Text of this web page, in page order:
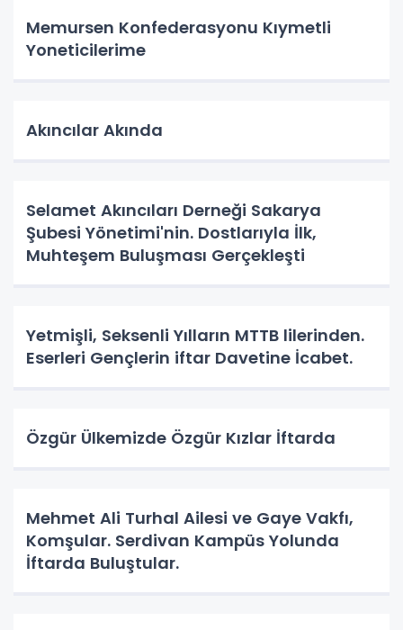
Memursen Konfederasyonu Kıymetli
Yoneticilerime
Akıncılar Akında
Selamet Akıncıları Derneği Sakarya
Şubesi Yönetimi'nin. Dostlarıyla İlk,
Muhteşem Buluşması Gerçekleşti
Yetmişli, Seksenli Yılların MTTB lilerinden.
Eserleri Gençlerin iftar Davetine İcabet.
Özgür Ülkemizde Özgür Kızlar İftarda
Mehmet Ali Turhal Ailesi ve Gaye Vakfı,
Komşular. Serdivan Kampüs Yolunda
İftarda Buluştular.